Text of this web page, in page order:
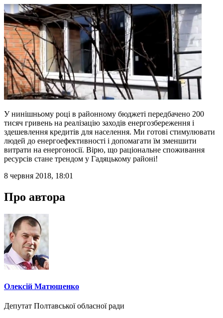
У нинішньому році в районному бюджеті передбачено 200
тисяч гривень на реалізацію заходів енергозбереження і
здешевлення кредитів для населення. Ми готові стимулювати
людей до енергоефективності і допомагати їм зменшити
витрати на енергоносії. Вірю, що раціональне споживання
ресурсів стане трендом у Гадяцькому районі!
8 червня 2018, 18:01
Про автора
Олексій Матюшенко
Депутат Полтавської обласної ради